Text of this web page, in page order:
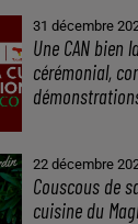
31 décembre
Une CAN bien
cérémonial,
22 décembre
Couscous de
cuisine du